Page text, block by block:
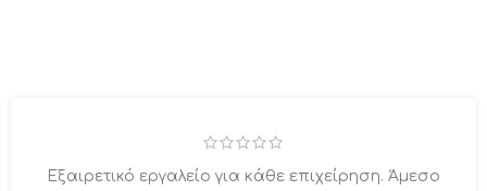
Εξαιρετικό εργαλείο για κάθε επιχείρηση. Άμεσο